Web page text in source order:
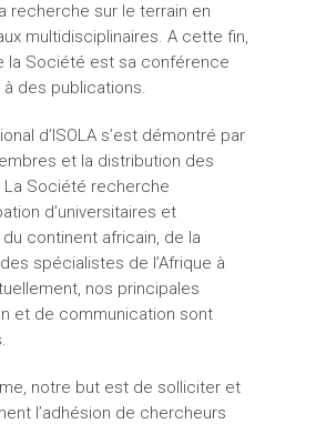
recherche sur le terrain en
multidisciplinaires. A cette fin,
la Société est sa conférence
des publications.
d’ISOLA s’est démontré par
et la distribution des
Société recherche
d’universitaires et
continent africain, de la
spécialistes de l’Afrique à
nos principales
et de communication sont
notre but est de solliciter et
l’adhésion de chercheurs